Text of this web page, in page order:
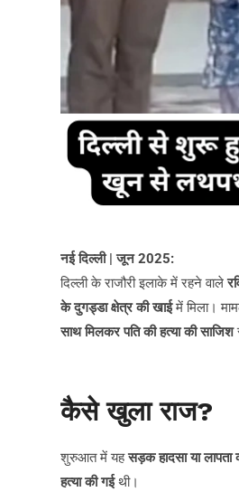
नई दिल्ली | जून 2025:
दिल्ली के राजौरी इलाके में रहने वाले
के दुगड्डा क्षेत्र की खाईमें मिला।
साथ मिलकर पति की हत्या की साजिश
कैसे खुला राज?
शुरुआत में यहसड़क हादसा या लापता
हत्या की गईथी।